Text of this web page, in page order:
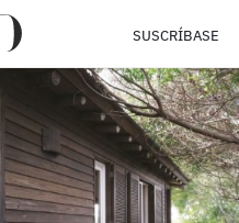
SUSCRÍBASE